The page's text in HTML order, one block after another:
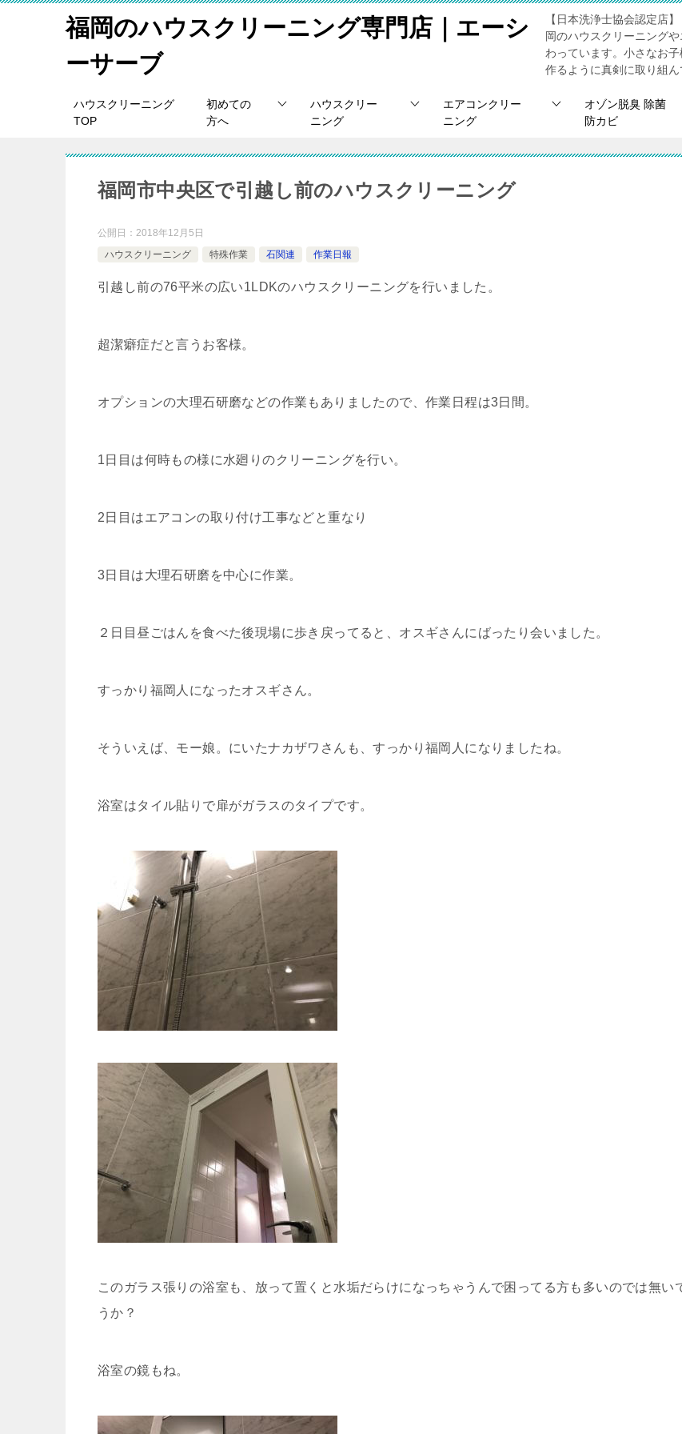
福岡のハウスクリーニング専門店｜エーシ
ーサーブ
【日本洗浄士協会認定店
岡のハウスクリーニング
わっています。小さなお
作るように真剣に取り組ん
ハウスクリーニング
TOP
初めての
方へ
ハウスクリー
ニング
エアコンクリー
ニング
オゾン脱臭 除菌
防カビ
福岡市中央区で引越し前のハウスクリーニング
公開日： 2018年12月5日
ハウスクリーニング
特殊作業 石関連 作業日報
引越し前の76平米の広い1LDKのハウスクリーニングを行いました。
超潔癖症だと言うお客様。
オプションの大理石研磨などの作業もありましたので、作業日程は3日間。
1日目は何時もの様に水廻りのクリーニングを行い。
2日目はエアコンの取り付け工事などと重なり
3日目は大理石研磨を中心に作業。
２日目昼ごはんを食べた後現場に歩き戻ってると、オスギさんにばったり会いました。
すっかり福岡人になったオスギさん。
そういえば、モー娘。にいたナカザワさんも、すっかり福岡人になりましたね。
浴室はタイル貼りで扉がガラスのタイプです。
このガラス張りの浴室も、放って置くと水垢だらけになっちゃうんで困ってる方も多いのでは無い
うか？
浴室の鏡もね。